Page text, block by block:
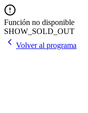
Función no disponible
SHOW_SOLD_OUT
Volver al programa